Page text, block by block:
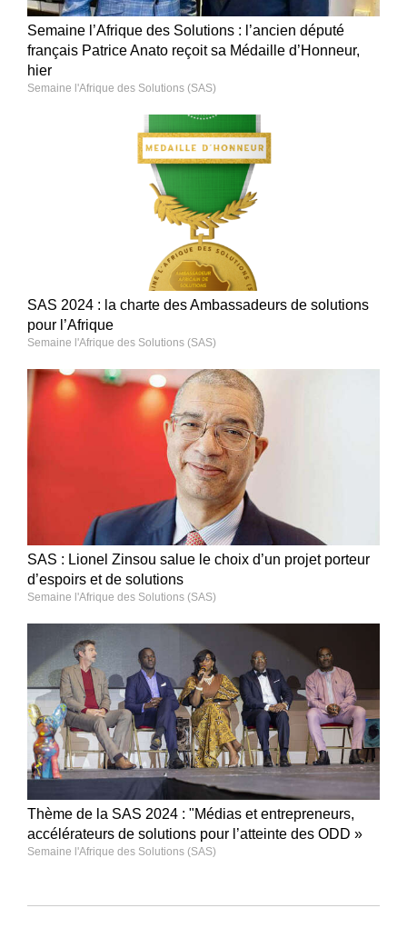
Semaine l’Afrique des Solutions : l’ancien député
français Patrice Anato reçoit sa Médaille d’Honneur,
hier
Semaine l'Afrique des Solutions (SAS)
SAS 2024 : la charte des Ambassadeurs de solutions
pour l’Afrique
Semaine l'Afrique des Solutions (SAS)
SAS : Lionel Zinsou salue le choix d’un projet porteur
d’espoirs et de solutions
Semaine l'Afrique des Solutions (SAS)
Thème de la SAS 2024 : "Médias et entrepreneurs,
accélérateurs de solutions pour l’atteinte des ODD »
Semaine l'Afrique des Solutions (SAS)